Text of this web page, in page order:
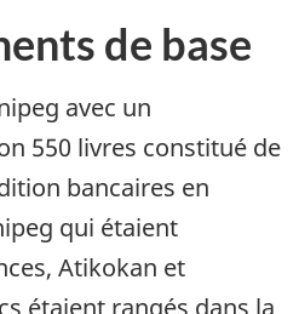
de base
avec un
550 livres constitué de
bancaires en
qui étaient
Atikokan et
étaient rangés dans la